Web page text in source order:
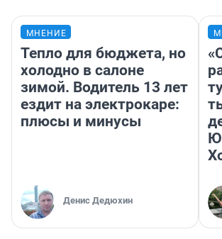
МНЕНИЕ
Тепло для бюджета, но
холодно в салоне
зимой. Водитель 13 лет
ездит на электрокаре:
плюсы и минусы
Денис Дедюхин